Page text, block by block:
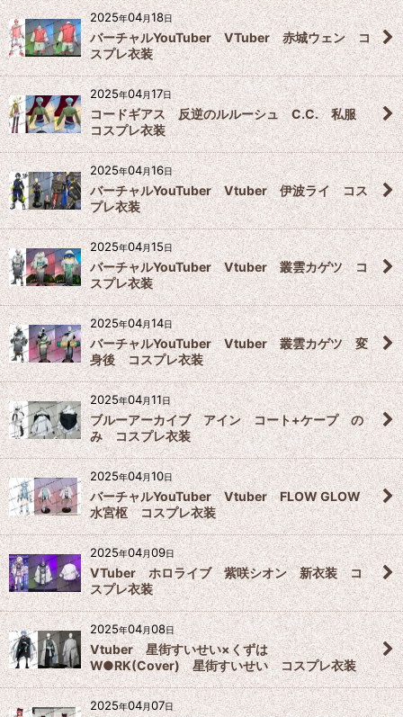
2025年04月18日
バーチャルYouTuber VTuber 赤城ウェン コ
スプレ衣装
2025年04月17日
コードギアス 反逆のルルーシュ C.C. 私服
コスプレ衣装
2025年04月16日
バーチャルYouTuber Vtuber 伊波ライ コス
プレ衣装
2025年04月15日
バーチャルYouTuber Vtuber 叢雲カゲツ コ
スプレ衣装
2025年04月14日
バーチャルYouTuber Vtuber 叢雲カゲツ 変
身後 コスプレ衣装
2025年04月11日
ブルーアーカイブ アイン コート+ケープ の
み コスプレ衣装
2025年04月10日
バーチャルYouTuber Vtuber FLOW GLOW
水宮枢 コスプレ衣装
2025年04月09日
VTuber ホロライブ 紫咲シオン 新衣装 コ
スプレ衣装
2025年04月08日
Vtuber 星街すいせい×くずは
W●RK(Cover) 星街すいせい コスプレ衣装
2025年04月07日